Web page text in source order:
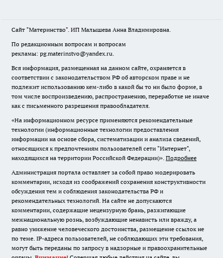
Сайт "Материнство". ИП Малышева Анна Владимировна.
По редакционным вопросам и вопросам
рекламы: pg.materinstvo@yandex.ru.
Вся информация, размещенная на данном сайте, охраняется в
соответствии с законодательством РФ об авторском праве и не
подлежит использованию кем-либо в какой бы то ни было форме, в
том числе воспроизведению, распространению, переработке не иначе
как с письменного разрешения правообладателя.
«На информационном ресурсе применяются рекомендательные
технологии (информационные технологии предоставления
информации на основе сбора, систематизации и анализа сведений,
относящихся к предпочтениям пользователей сети "Интернет",
находящихся на территории Российской Федерации)». Подробнее
Администрация портала оставляет за собой право модерировать
комментарии, исходя из соображений сохранения конструктивности
обсуждения тем и соблюдения законодательства РФ и
рекомендательных технологий. На сайте не допускаются
комментарии, содержащие нецензурную брань, разжигающие
межнациональную рознь, возбуждающие ненависть или вражду, а
равно унижение человеческого достоинства, размещение ссылок не
по теме. IP-адреса пользователей, не соблюдающих эти требования,
могут быть переданы по запросу в надзорные и правоохранительные